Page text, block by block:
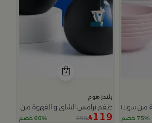
75% خصم
بلندز هوم
طقم ترامس الشاي و القهوة من سيمارا
119
298 60% خصم